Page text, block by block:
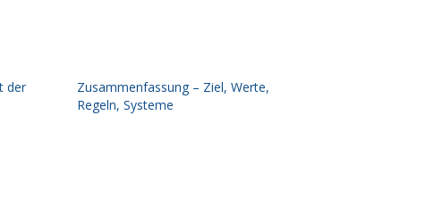
der
Zusammenfassung – Ziel, Werte,
Regeln, Systeme